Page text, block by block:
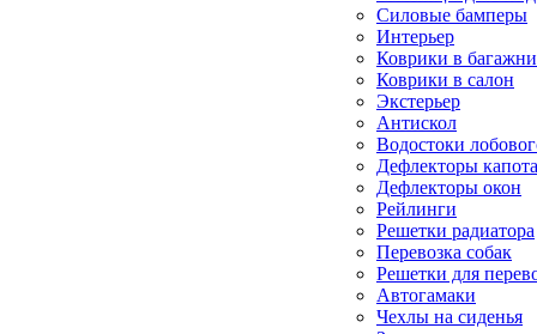
Силовые бамперы
Интерьер
Коврики в
Коврики в салон
Экстерьер
Антискол
Водостоки
Дефлекторы капота
Дефлекторы окон
Рейлинги
Решетки радиатора
Перевозка собак
Решетки для
Автогамаки
Чехлы на сиденья